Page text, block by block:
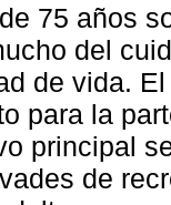
75 años
del
de vida.
para la
principal
de